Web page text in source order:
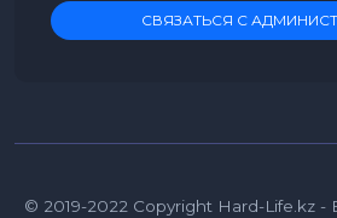
СВЯЗАТЬСЯ С
© 2019-2022 Copyright Hard-Life.kz